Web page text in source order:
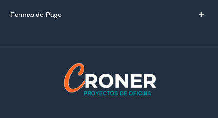
Formas de Pago